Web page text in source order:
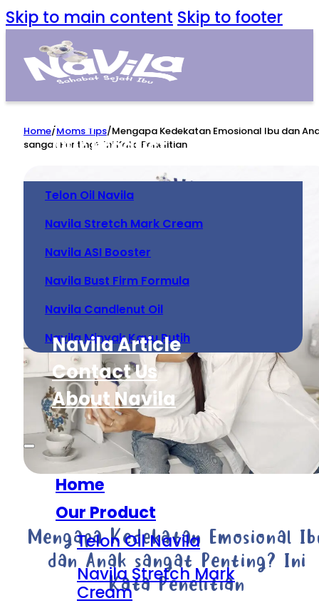
Skip to main content Skip to footer
Home
Our Product
Telon Oil Navila
Navila Stretch Mark Cream
Navila ASI Booster
Navila Bust Firm Formula
Navila Candlenut Oil
Navila Minyak Kayu Putih
Navila Article
Contact Us
About Navila
Home
Our Product
Telon Oil Navila
Navila Stretch Mark
Cream
Home/Moms Tips/Mengapa Kedekatan Emosional Ibu dan
sangat Penting? Ini Kata Penelitian
Mengapa Kedekatan Emosional
dan Anak sangat Penting? Ini
Kata Penelitian